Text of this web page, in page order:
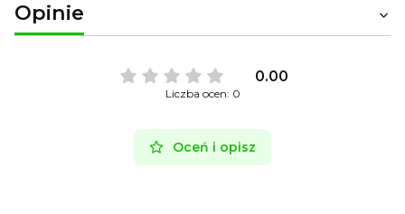
Opinie
0.00
Liczba ocen: 0
Oceń i opisz